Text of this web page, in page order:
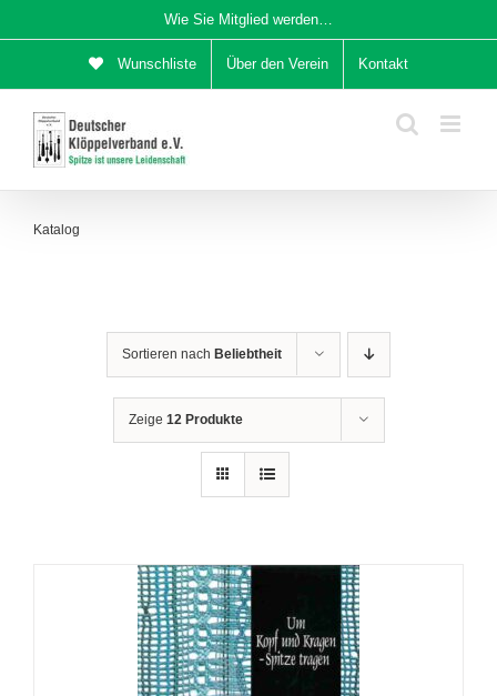
Inhalt
Wie Sie Mitglied werden…
Wunschliste Über den Verein Kontakt
Katalog
Sortieren nach Beliebtheit
Zeige 12 Produkte